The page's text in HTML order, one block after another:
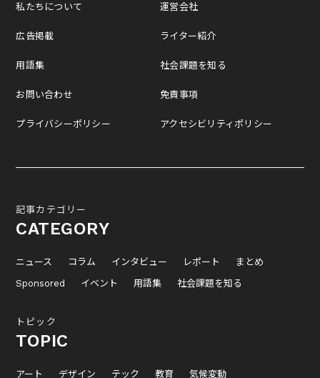
私たちについて
広告掲載
用語集
お問い合わせ
プライバシーポリシー
運営会社
ライター紹介
社会課題を知る
免責事項
アクセシビリティポリシー
記事カテゴリー
CATEGORY
ニュース コラム インタビュー レポート
まとめ
Sponsored
イベント 用語集 社会課題を知る
トピック
TOPIC
アート デザイン テック 教育 気候変動